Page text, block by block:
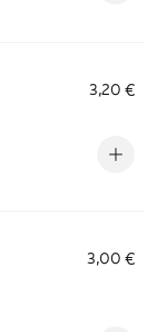
3,20 €
3,00 €